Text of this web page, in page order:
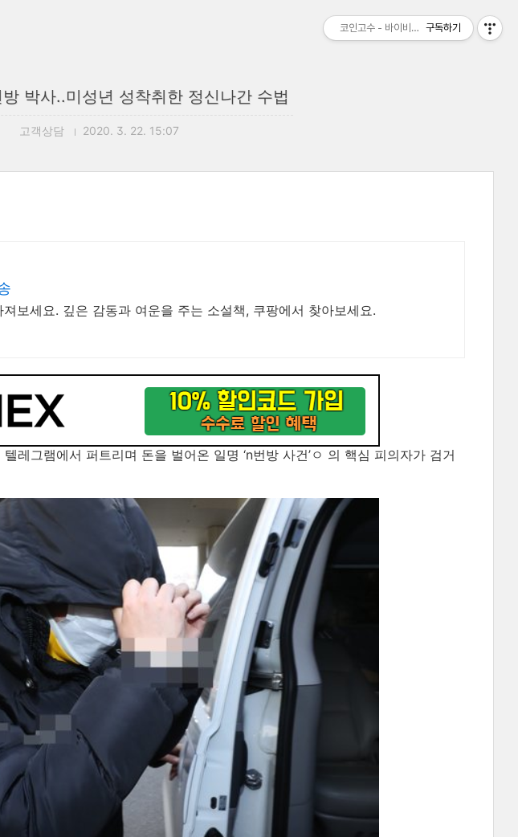
박사..미성년 성착취한 정신나간 수법
고객상담 2020. 3. 22. 15:07
보세요. 깊은 감동과 여운을 주는 소설책, 쿠팡에서 찾아보세요.
레그램에서 퍼트리며 돈을 벌어온 일명 ‘n번방 사건’ㅇ 의 핵심 피의자가 검거
코인고수 - 바이비트 비트맥스 수수료 할인
구독하기